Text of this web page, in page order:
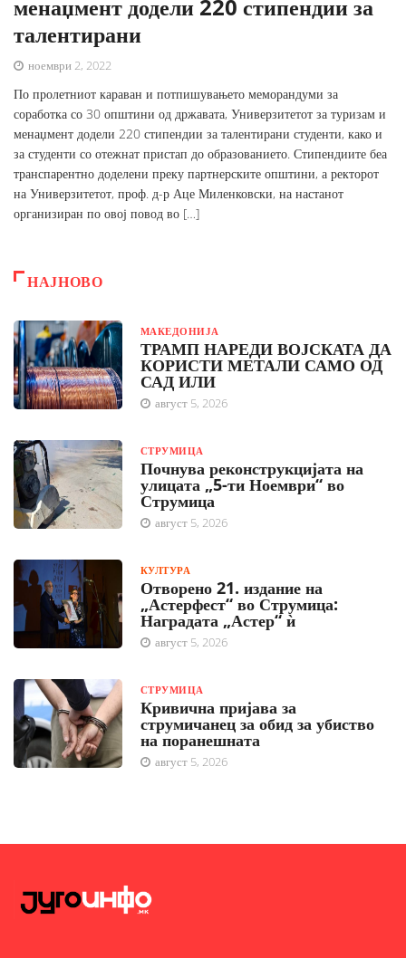
менаџмент додели 220 стипендии за
талентирани
ноември 2, 2022
По пролетниот караван и потпишувањето меморандуми за
соработка со 30 општини од државата, Универзитетот за туризам и
менаџмент додели 220 стипендии за талентирани студенти, како и
за студенти со отежнат пристап до образованието. Стипендиите беа
транспарентно доделени преку партнерските општини, а ректорот
на Универзитетот, проф. д-р Аце Миленковски, на настанот
организиран по овој повод во […]
НАЈНОВО
МАКЕДОНИЈА
ТРАМП НАРЕДИ ВОЈСКАТА ДА
КОРИСТИ МЕТАЛИ САМО ОД
САД ИЛИ
август 5, 2026
СТРУМИЦА
Почнува реконструкцијата на
улицата „5-ти Ноември“ во
Струмица
август 5, 2026
КУЛТУРА
Отворено 21. издание на
„Астерфест“ во Струмица:
Наградата „Астер“ ѝ
август 5, 2026
СТРУМИЦА
Кривична пријава за
струмичанец за обид за убиство
на поранешната
август 5, 2026